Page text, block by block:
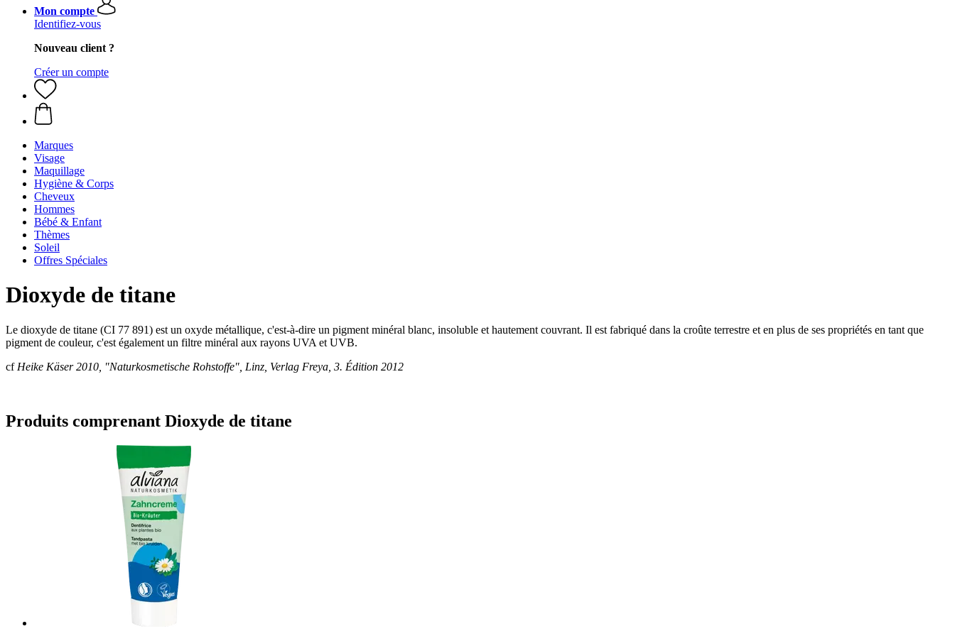
Mon compte
Identifiez-vous
Nouveau client ?
Créer un compte
Marques
Visage
Maquillage
Hygiène & Corps
Cheveux
Hommes
Bébé & Enfant
Thèmes
Soleil
Offres Spéciales
Dioxyde de titane
Le dioxyde de titane (CI 77 891) est un oxyde métallique, c'est-à-dire un pigment minéral blanc, insoluble et hautement couvrant. Il est fabriqué dans la croûte terrestre et en plus de ses propriétés en tant que
pigment de couleur, c'est également un filtre minéral aux rayons UVA et UVB.
cf Heike Käser 2010, "Naturkosmetische Rohstoffe", Linz, Verlag Freya, 3. Édition 2012
Produits comprenant Dioxyde de titane